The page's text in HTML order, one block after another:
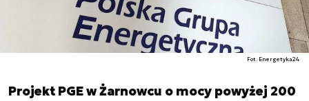
Fot. Energetyka24
Projekt PGE w Żarnowcu o mocy powyżej 200